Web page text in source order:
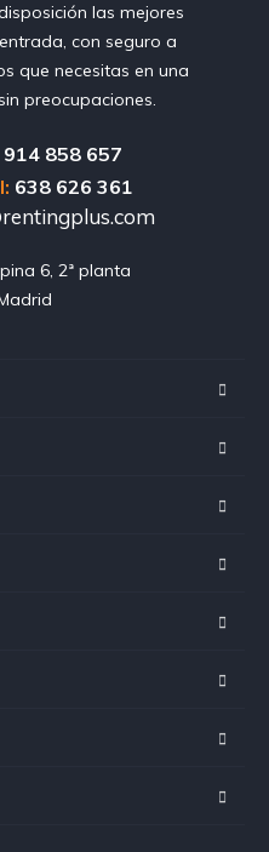
las mejores
con seguro a
que necesitas en una
preocupaciones.
914 858 657
638 626 361
6, 2ª planta